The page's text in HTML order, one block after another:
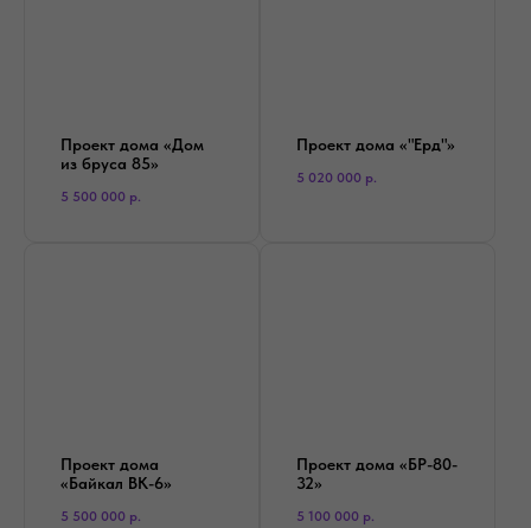
Проект дома «Дом
из бруса 85»
5 500 000 р.
Проект дома «"Ерд"»
5 020 000 р.
Проект дома
«Байкал BK-6»
5 500 000 р.
Проект дома «БР-80-
32»
5 100 000 р.